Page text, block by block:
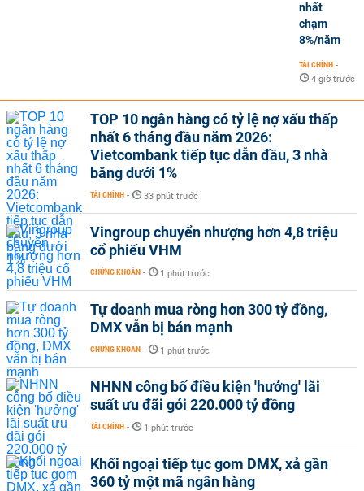
nhất
chạm
8%/năm
TÀI CHÍNH -
4 giờ trước
TOP 10 ngân hàng có tỷ lệ nợ xấu thấp
nhất 6 tháng đầu năm 2026:
Vietcombank tiếp tục dẫn đầu, 3 nhà
băng dưới 1%
TÀI CHÍNH - 33 phút trước
Vingroup chuyển nhượng hơn 4,8 triệu
cổ phiếu VHM
CHỨNG KHOÁN - 1 phút trước
Tự doanh mua ròng hơn 300 tỷ đồng,
DMX vẫn bị bán mạnh
CHỨNG KHOÁN - 1 phút trước
NHNN công bố điều kiện 'hưởng' lãi
suất ưu đãi gói 220.000 tỷ đồng
TÀI CHÍNH - 1 phút trước
Khối ngoại tiếp tục gom DMX, xả gần
360 tỷ một mã ngân hàng